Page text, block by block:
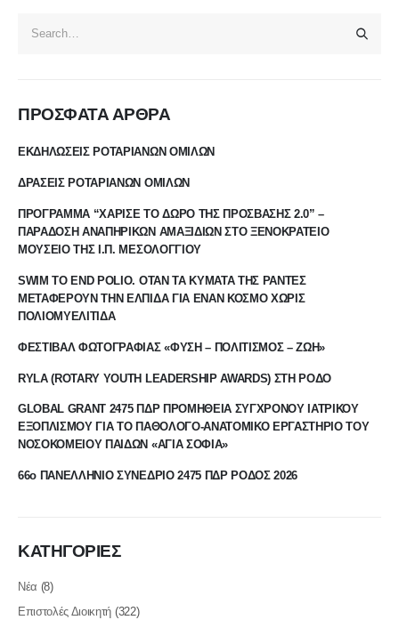
ΔΡΑΣΕΙΣ ΡΟΤΑΡΙΑΝΩΝ ΟΜΙΛΩΝ
ΠΡΟΓΡΑΜΜΑ “ΧΑΡΙΣΕ ΤΟ ΔΩΡΟ ΤΗΣ ΠΡΟΣΒΑΣΗΣ 2.0” –
ΠΑΡΑΔΟΣΗ ΑΝΑΠΗΡΙΚΩΝ ΑΜΑΞΙΔΙΩΝ ΣΤΟ ΞΕΝΟΚΡΑΤΕΙΟ
ΜΟΥΣΕΙΟ ΤΗΣ Ι.Π. ΜΕΣΟΛΟΓΓΙΟΥ
SWIM TO END POLIO. ΟΤΑΝ ΤΑ ΚΥΜΑΤΑ ΤΗΣ ΡΑΝΤΕΣ
ΦΕΣΤΙΒΑΛ ΦΩΤΟΓΡΑΦΙΑΣ «ΦΥΣΗ – ΠΟΛΙΤΙΣΜΟΣ – ΖΩΗ»
RYLA (ROTARY YOUTH LEADERSHIP AWARDS) ΣΤΗ ΡΟΔΟ
GLOBAL GRANT 2475 ΠΔΡ ΠΡΟΜΗΘΕΙΑ ΣΥΓΧΡΟΝΟΥ ΙΑΤΡΙΚΟΥ
ΕΞΟΠΛΙΣΜΟΥ ΓΙΑ ΤΟ ΠΑΘΟΛΟΓΟ-ΑΝΑΤΟΜΙΚΟ ΕΡΓΑΣΤΗΡΙΟ ΤΟΥ
ΝΟΣΟΚΟΜΕΙΟΥ ΠΑΙΔΩΝ «ΑΓΙΑ ΣΟΦΙΑ»
66ο ΠΑΝΕΛΛΗΝΙΟ ΣΥΝΕΔΡΙΟ 2475 ΠΔΡ ΡΟΔΟΣ 2026
Νέα (8)
Επιστολές Διοικητή
Μάιος 2026(16)